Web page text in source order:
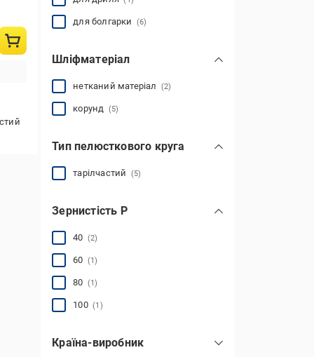
для болгарки (6)
Шліфматеріал
нетканий матеріал (2)
корунд (5)
Тип пелюсткового круга
тарілчастий (5)
Зернистість Р
40 (2)
60 (1)
80 (1)
100(1)
Країна-виробник